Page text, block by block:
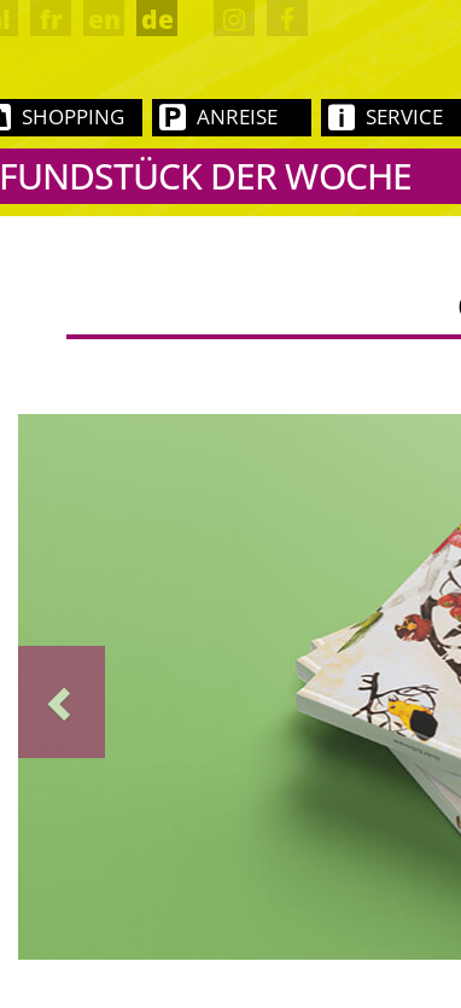
fr en de
SHOPPING ANREISE SERVICE
FUNDSTÜCK DER WOCHE